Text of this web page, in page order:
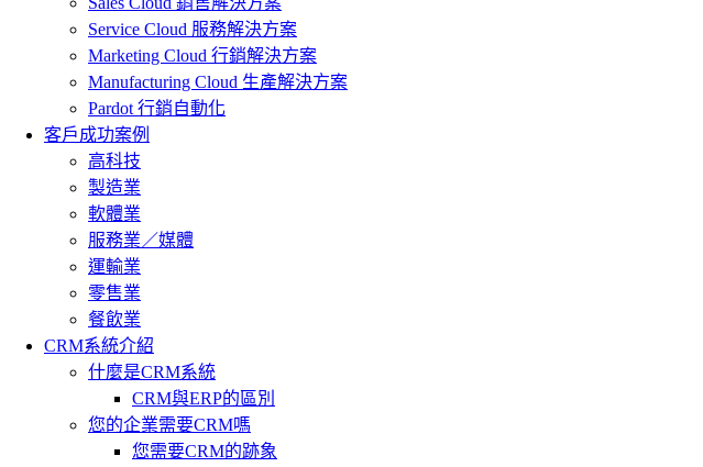
Service Cloud 服務解決方案
Marketing Cloud 行銷解決方案
Manufacturing Cloud 生產解決方案
Pardot 行銷自動化
客戶成功案例
高科技
製造業
軟體業
服務業／媒體
運輸業
零售業
餐飲業
CRM系統介紹
什麼是CRM系統
CRM與ERP的區別
您的企業需要CRM嗎
您需要CRM的跡象